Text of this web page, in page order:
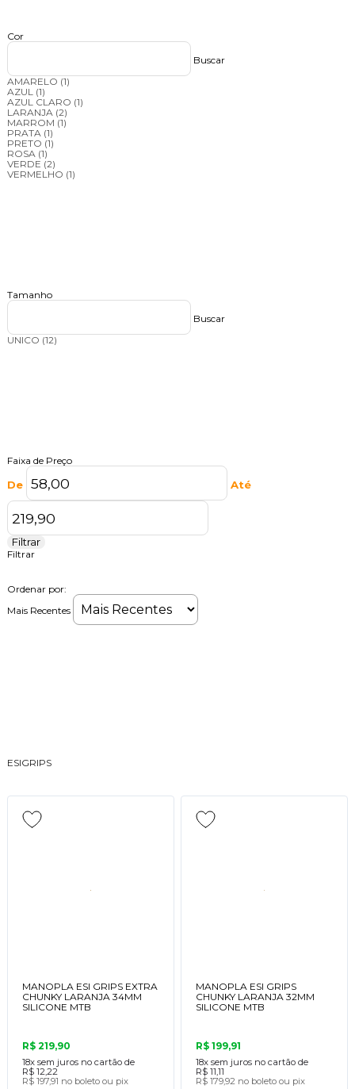
Cor
Buscar
AMARELO (1)
AZUL (1)
AZUL CLARO (1)
LARANJA (2)
MARROM (1)
PRATA (1)
PRETO (1)
ROSA (1)
VERDE (2)
VERMELHO (1)
Tamanho
Buscar
UNICO (12)
Faixa de Preço
De Até
Filtrar
Filtrar
Ordenar por:
Mais Recentes
ESIGRIPS
MANOPLA ESI GRIPS EXTRA
CHUNKY LARANJA 34MM
SILICONE MTB
R$ 219,90
18x sem juros no cartão de
R$ 12,22
R$ 197,91 no boleto ou pix
MANOPLA ESI GRIPS
CHUNKY LARANJA 32MM
SILICONE MTB
R$ 199,91
18x sem juros no cartão de
R$ 11,11
R$ 179,92 no boleto ou pix